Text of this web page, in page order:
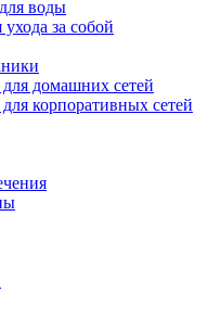
воды
за собой
домашних сетей
корпоративных сетей